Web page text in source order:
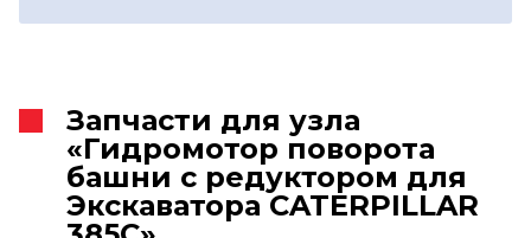
Запчасти для узла
«Гидромотор поворота
башни с редуктором для
Экскаватора CATERPILLAR